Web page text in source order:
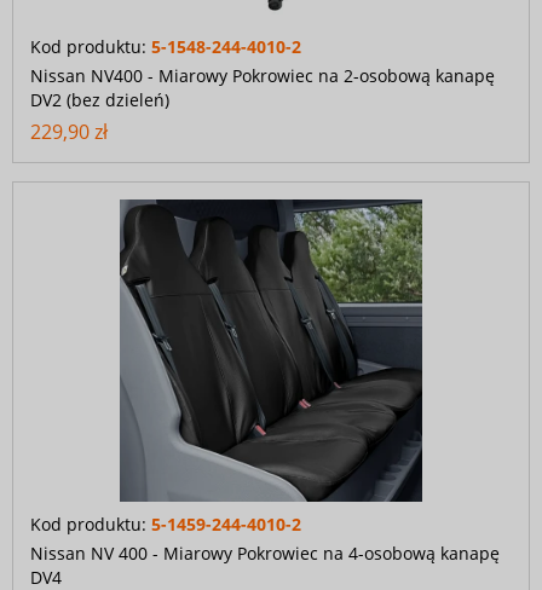
Kod produktu: 5-1548-244-4010-2
Nissan NV400 - Miarowy Pokrowiec na 2-osobową kanapę
DV2 (bez dzieleń)
229,90 zł
Kod produktu: 5-1459-244-4010-2
Nissan NV 400 - Miarowy Pokrowiec na 4-osobową kanapę
DV4